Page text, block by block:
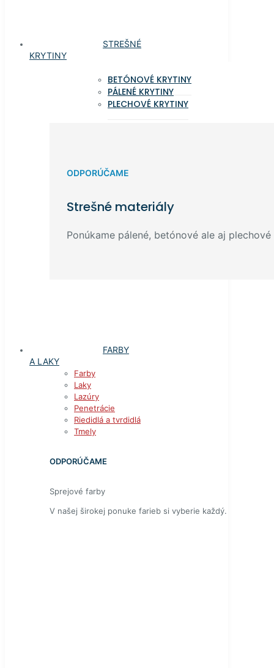
STREŠNÉ
KRYTINY
BETÓNOVÉ KRYTINY
PÁLENÉ KRYTINY
PLECHOVÉ KRYTINY
ODPORÚČAME
Strešné materiály
Ponúkame pálené, betónové ale aj
FARBY
A LAKY
Farby
Laky
Lazúry
Penetrácie
Riedidlá a tvrdidlá
Tmely
ODPORÚČAME
Sprejové farby
V našej širokej ponuke farieb si vyberie každý.